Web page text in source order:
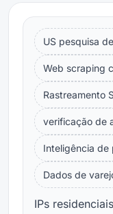
US pesquisa
Web scraping
Rastreamento
verificação de
Inteligência de
Dados de
IPs